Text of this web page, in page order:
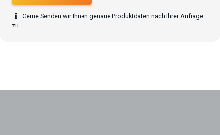
Gerne Senden wir Ihnen genaue Produktdaten nach Ihrer Anfrage
zu.